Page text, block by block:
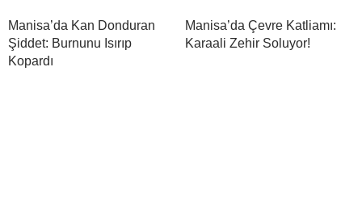
Manisa’da Kan Donduran
Şiddet: Burnunu Isırıp
Kopardı
Manisa’da Çevre Katliamı:
Karaali Zehir Soluyor!